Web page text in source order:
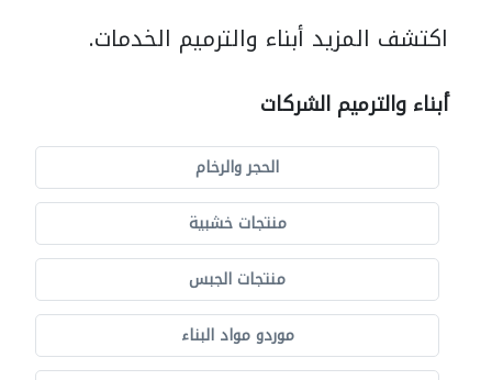
اكتشف المزيد أبناء والترميم الخدمات.
أبناء والترميم الشركات
الحجر والرخام
منتجات خشبية
منتجات الجبس
موردو مواد البناء